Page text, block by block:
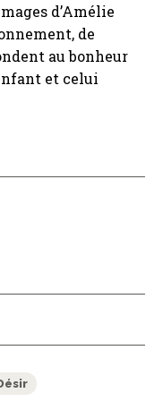
d’Amélie
de
au bonheur
et celui